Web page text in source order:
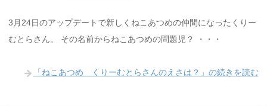
3月24日のアップデートで新しくねこあつめの仲間になったくりー
むとらさん。 その名前からねこあつめの問題児？ ・・・
「ねこあつめ くりーむとらさんのえさは？」の続きを読む